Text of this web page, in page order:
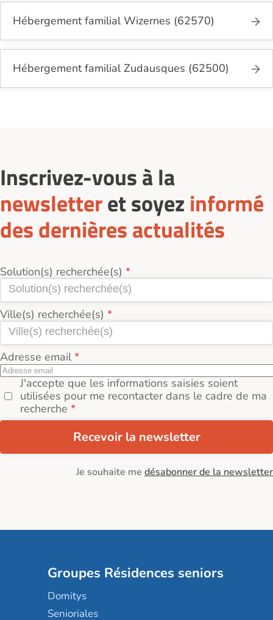
Hébergement familial Wizernes (62570)
Hébergement familial Zudausques (62500)
Inscrivez-vous à la
newsletteret soyez informé
des dernières actualités
Solution(s) recherchée(s)
Ville(s) recherchée(s)
Adresse email
J'accepte que les informations saisies soient
utilisées pour me recontacter dans le cadre de ma
recherche
Recevoir la newsletter
Je souhaite me désabonner de la newsletter
Groupes Résidences seniors
Domitys
Senioriales